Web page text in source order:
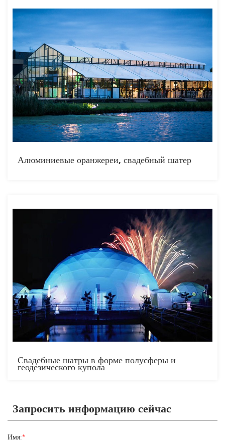
Алюминиевые оранжереи, свадебный шатер
Свадебные шатры в форме полусферы и
геодезического купола
Запросить информацию сейчас
Имя:*